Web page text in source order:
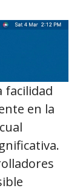
facilidad
en la